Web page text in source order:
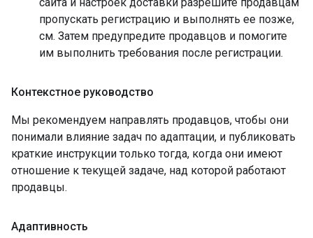
пропускать регистрацию и выполнять ее позже,
см. Затем предупредите продавцов и помогите
им выполнить требования после регистрации.
Контекстное руководство
Мы рекомендуем направлять продавцов, чтобы они
понимали влияние задач по адаптации, и публиковать
краткие инструкции только тогда, когда они имеют
отношение к текущей задаче, над которой работают
продавцы.
Адаптивность